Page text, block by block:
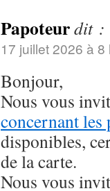
Papoteurdit :
17 juillet 2026 à 8
Bonjour,
Nous vous
concernant
disponibles,
de la carte.
Nous vous